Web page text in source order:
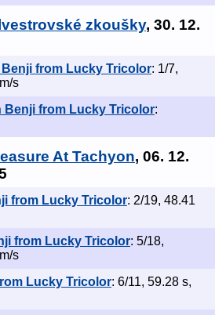
zkoušky, 30. 12.
from Lucky Tricolor: 1/7,
s
Benji from Lucky Tricolor:
At Tachyon, 06. 12.
from Lucky Tricolor: 2/19, 48.41
from Lucky Tricolor: 5/18,
s
Lucky Tricolor: 6/11, 59.28 s,